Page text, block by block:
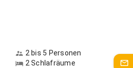
2 bis 5 Personen
2 Schlafräume